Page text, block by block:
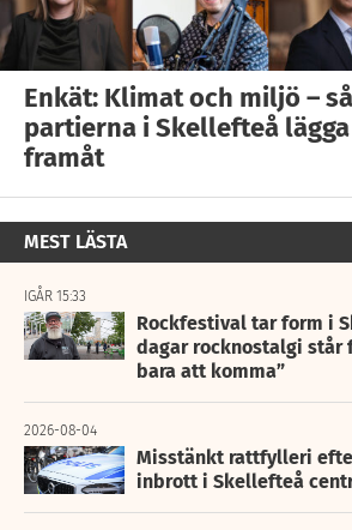
Enkät: Klimat och miljö –
partierna i Skellefteå
framåt
MEST LÄSTA
IGÅR 15:33
Rockfestival tar form i
dagar rocknostalgi står
bara att komma”
2026-08-04
Misstänkt rattfylleri
inbrott i Skellefteå